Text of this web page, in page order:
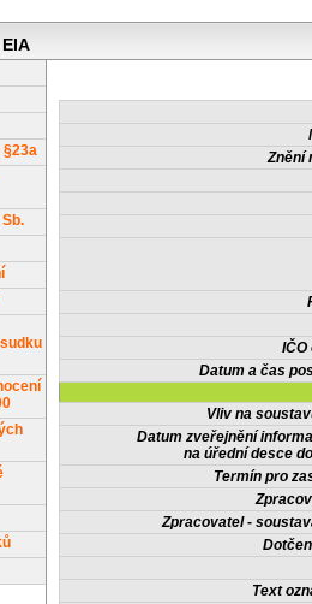
§23a
Znění
IČO
Datum a čas
Vliv na
Datum zveřejnění
na úřední desce
Termín pro
Zpracovatel -
Text